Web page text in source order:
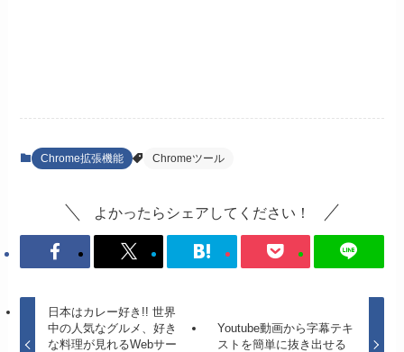
Chrome拡張機能 Chromeツール
よかったらシェアしてください！
日本はカレー好き!! 世界
中の人気なグルメ、好き
な料理が見れるWebサー
Youtube動画から字幕テキ
ストを簡単に抜き出せる